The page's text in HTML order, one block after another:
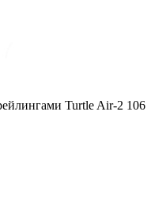
Turtle Air-2 106